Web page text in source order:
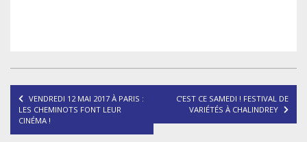
Navigation
de
l’article
VENDREDI 12 MAI 2017 À PARIS :
LES CHEMINOTS FONT LEUR
CINÉMA !
C’EST CE SAMEDI ! FESTIVAL DE
VARIÉTÉS À CHALINDREY